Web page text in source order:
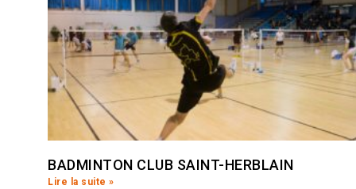
BADMINTON CLUB SAINT-HERBLAIN
Lire la suite »